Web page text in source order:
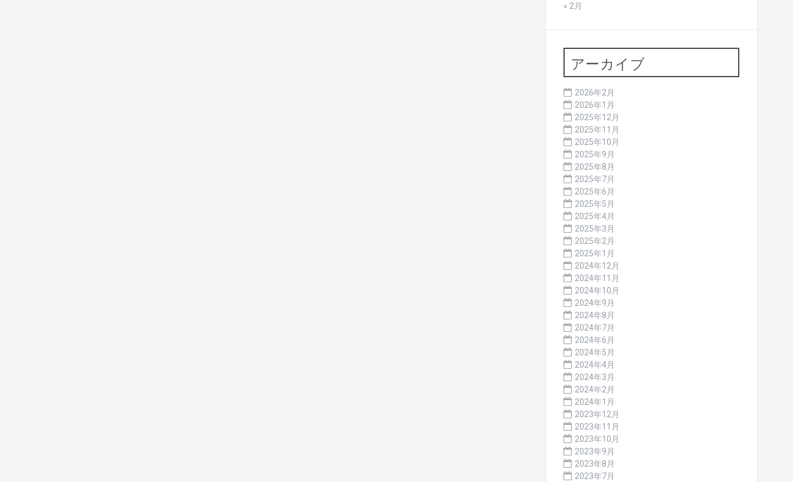
« 2月
アーカイブ
2026年2月
2026年1月
2025年12月
2025年11月
2025年10月
2025年9月
2025年8月
2025年7月
2025年6月
2025年5月
2025年4月
2025年3月
2025年2月
2025年1月
2024年12月
2024年11月
2024年10月
2024年9月
2024年8月
2024年7月
2024年6月
2024年5月
2024年4月
2024年3月
2024年2月
2024年1月
2023年12月
2023年11月
2023年10月
2023年9月
2023年8月
2023年7月